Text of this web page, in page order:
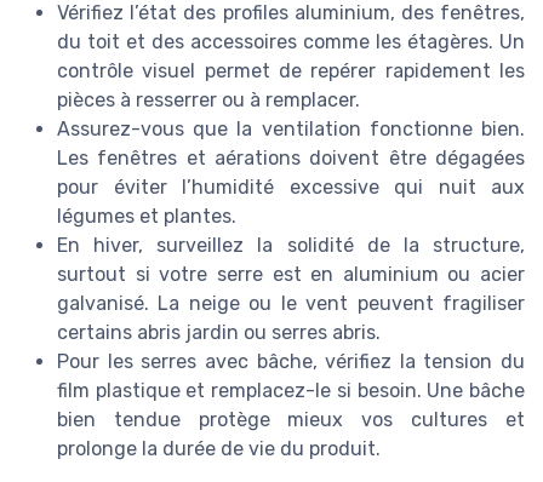
Vérifiez l’état des profiles aluminium, des fenêtres,
du toit et des accessoires comme les étagères. Un
contrôle visuel permet de repérer rapidement les
pièces à resserrer ou à remplacer.
Assurez-vous que la ventilation fonctionne bien.
Les fenêtres et aérations doivent être dégagées
pour éviter l’humidité excessive qui nuit aux
légumes et plantes.
En hiver, surveillez la solidité de la structure,
surtout si votre serre est en aluminium ou acier
galvanisé. La neige ou le vent peuvent fragiliser
certains abris jardin ou serres abris.
Pour les serres avec bâche, vérifiez la tension du
film plastique et remplacez-le si besoin. Une bâche
bien tendue protège mieux vos cultures et
prolonge la durée de vie du produit.